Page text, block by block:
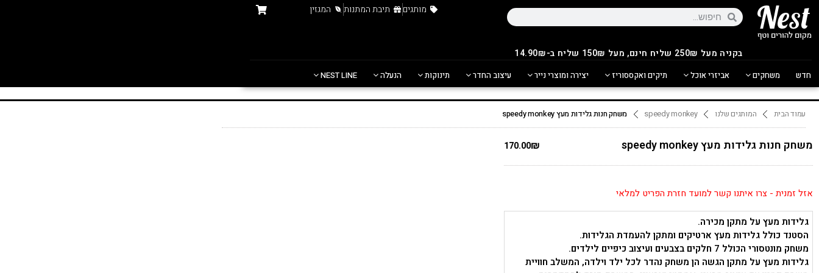
בקניה מעל 250 ₪ שליח חינם, מעל 150₪ שליח ב-14.90₪
מותגים תיבת המתנות המגזין
חדש משחקים אביזרי אוכל תיקים ואקססוריז יצירה ומוצרי נייר עיצוב החדר תינוקות הנעלה NEST LINE
עמוד הבית המותגים שלנו speedy monkey משחק חנות גלידות מעץ speedy monkey
משחק חנות גלידות מעץ speedy monkey 170.00₪
אזל זמנית - צרו איתנו קשר למועד חזרת הפריט למלאי
גלידות מעץ על מתקן מכירה.
הסטנד כולל גלידות מעץ ארטיקים ומתקן להעמדת הגלידות.
משחק מונטסורי הכולל 7 חלקים בצבעים ועיצוב כיפיים לילדים.
גלידות מעץ על מתקן הגשה הן משחק נהדר לכל ילד וילדה, המשלב חוויית